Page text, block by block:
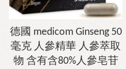
德國 medicom Ginseng 50
毫克 人參精華 人參萃取
物 含有含80%人參皂苷